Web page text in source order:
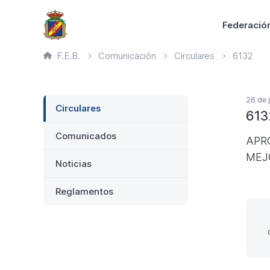
principal
Principal
Ruta
actual
F.E.B. Comunicación Circulares 6132
26 de
Lateral
Circulares
Comunicados
Noticias
Reglamentos